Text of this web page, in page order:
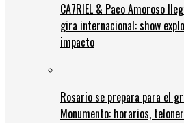
CA7RIEL & Paco Amoroso
gira internacional: show
impacto
Rosario se prepara para el
Monumento: horarios,